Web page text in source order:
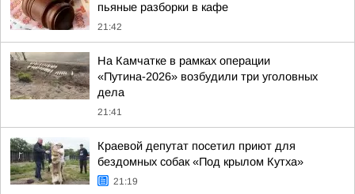
пьяные разборки в кафе
21:42
На Камчатке в рамках операции
«Путина-2026» возбудили три уголовных
дела
21:41
Краевой депутат посетил приют для
бездомных собак «Под крылом Кутха»
21:19